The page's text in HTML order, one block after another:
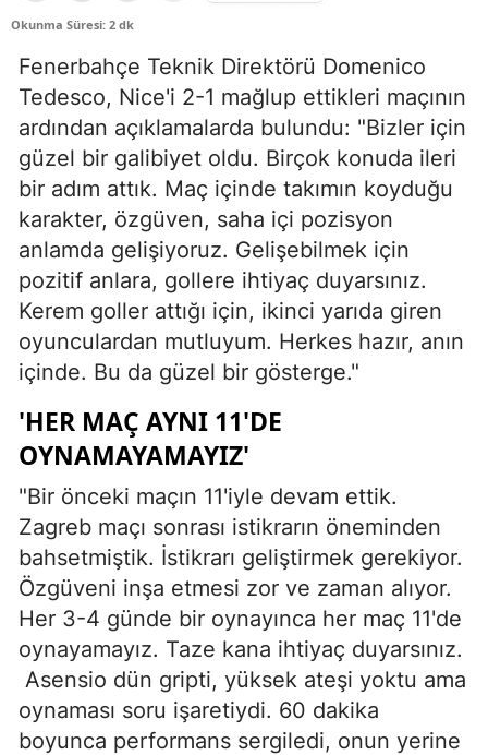
Okunma Süresi: 2 dk
Fenerbahçe Teknik Direktörü Domenico
Tedesco, Nice'i 2-1 mağlup ettikleri maçının
ardından açıklamalarda bulundu: "Bizler için
güzel bir galibiyet oldu. Birçok konuda ileri
bir adım attık. Maç içinde takımın koyduğu
karakter, özgüven, saha içi pozisyon
anlamda gelişiyoruz. Gelişebilmek için
pozitif anlara, gollere ihtiyaç duyarsınız.
Kerem goller attığı için, ikinci yarıda giren
oyunculardan mutluyum. Herkes hazır, anın
içinde. Bu da güzel bir gösterge."
'HER MAÇ AYNI 11'DE
OYNAMAYAMAYIZ'
"Bir önceki maçın 11'iyle devam ettik.
Zagreb maçı sonrası istikrarın öneminden
bahsetmiştik. İstikrarı geliştirmek gerekiyor.
Özgüveni inşa etmesi zor ve zaman alıyor.
Her 3-4 günde bir oynayınca her maç 11'de
oynayamayız. Taze kana ihtiyaç duyarsınız.
Asensio dün gripti, yüksek ateşi yoktu ama
oynaması soru işaretiydi. 60 dakika
boyunca performans sergiledi, onun yerine